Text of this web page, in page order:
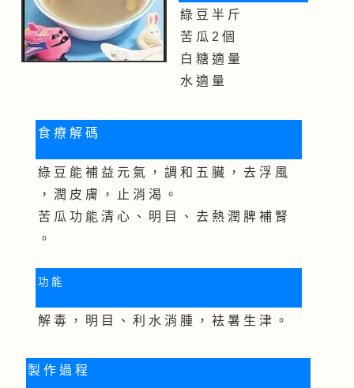
綠 豆 半 斤
苦 瓜 2 個
白 糖 適 量
水 適 量
食 療 解 碼
綠 豆 能 補 益 元 氣 ， 調 和 五 臟 ， 去 浮 風
， 潤 皮 膚 ， 止 消 渴 。
苦 瓜 功 能 清 心 、 明 目 、 去 熱 潤 脾 補 腎
。
功 能
解 毒 ， 明 目 、 利 水 消 腫 ， 袪 暑 生 津 。
製 作 過 程